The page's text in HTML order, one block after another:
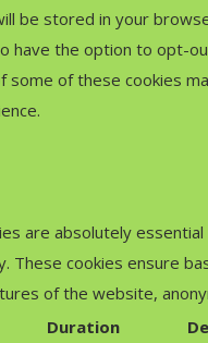
be stored in your
have the option to opt-
some of these cookies
are absolutely
These cookies ensure
of the website,
Duration